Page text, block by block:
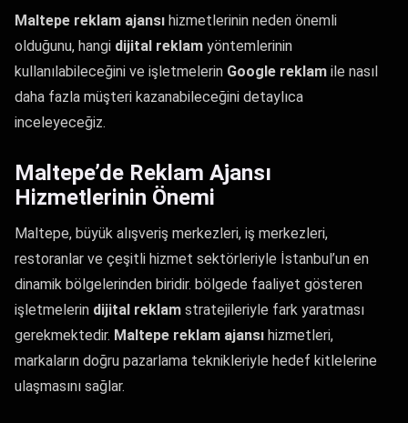
Maltepe reklam ajansı hizmetlerinin neden önemli
olduğunu, hangi dijital reklam yöntemlerinin
kullanılabileceğini ve işletmelerin Google reklam ile nasıl
daha fazla müşteri kazanabileceğini detaylıca
inceleyeceğiz.
Maltepe’de Reklam Ajansı
Hizmetlerinin Önemi
Maltepe, büyük alışveriş merkezleri, iş merkezleri,
restoranlar ve çeşitli hizmet sektörleriyle İstanbul’un en
dinamik bölgelerinden biridir. bölgede faaliyet gösteren
işletmelerin dijital reklam stratejileriyle fark yaratması
gerekmektedir. Maltepe reklam ajansı hizmetleri,
markaların doğru pazarlama teknikleriyle hedef kitlelerine
ulaşmasını sağlar.